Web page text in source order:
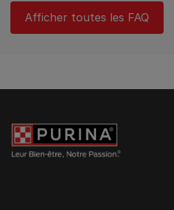
Afficher toutes les FAQ